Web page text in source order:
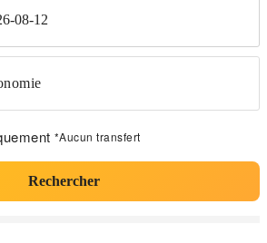
08-12
*Aucun transfert
Rechercher